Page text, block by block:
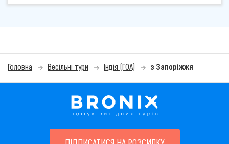
Головна Весільні тури Індія (ГОА) з Запоріжжя